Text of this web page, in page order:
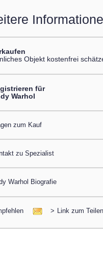
Objekt kostenfrei
für
Warhol
zum Kauf
zu Spezialist
Warhol Biografie
> Link zum Teilen